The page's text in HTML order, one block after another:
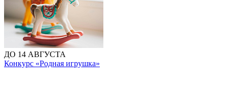
ДО 14 АВГУСТА
Конкурс «Родная игрушка»